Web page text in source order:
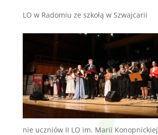
LO w Radomiu ze szkołą w Szwajcarii
nie uczniów II LO im. Marii Konopnickiej